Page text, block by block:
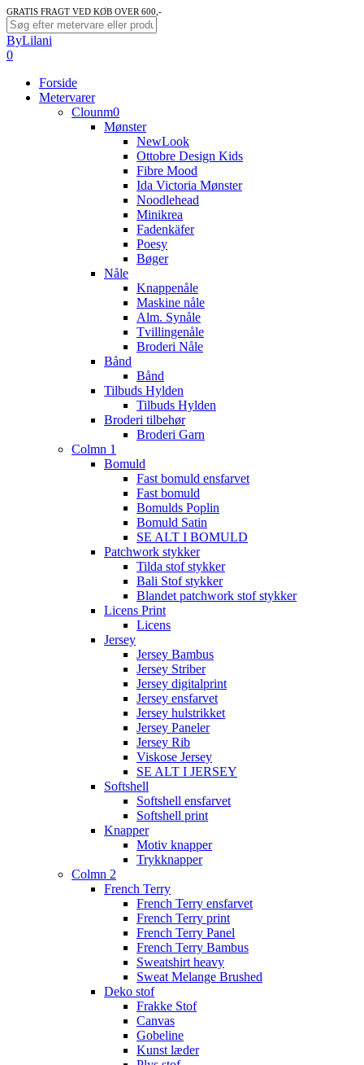
Skip
to
main
content
GRATIS FRAGT VED KØB OVER 600,-
Close
Search
ByLilani
search
account
0
Forside
Metervarer
Clounm0
Mønster
NewLook
Ottobre Design Kids
Fibre Mood
Ida Victoria Mønster
Noodlehead
Minikrea
Fadenkäfer
Poesy
Bøger
Nåle
Knappenåle
Maskine nåle
Alm. Synåle
Tvillingenåle
Broderi Nåle
Bånd
Bånd
Tilbuds Hylden
Tilbuds Hylden
Broderi tilbehør
Broderi Garn
Colmn 1
Bomuld
Fast bomuld ensfarvet
Fast bomuld
Bomulds Poplin
Bomuld Satin
SE ALT I BOMULD
Patchwork stykker
Tilda stof stykker
Bali Stof stykker
Blandet patchwork stof stykker
Licens Print
Licens
Jersey
Jersey Bambus
Jersey Striber
Jersey digitalprint
Jersey ensfarvet
Jersey hulstrikket
Jersey Paneler
Jersey Rib
Viskose Jersey
SE ALT I JERSEY
Softshell
Softshell ensfarvet
Softshell print
Knapper
Motiv knapper
Trykknapper
Colmn 2
French Terry
French Terry ensfarvet
French Terry print
French Terry Panel
French Terry Bambus
Sweatshirt heavy
Sweat Melange Brushed
Deko stof
Frakke Stof
Canvas
Gobeline
Kunst læder